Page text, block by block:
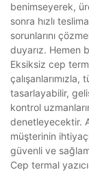
benimseyerek,
sonra hızlı
sorunlarını
duyarız. Hemen
Eksiksiz cep
tasarlayabilir,
kontrol
denetleyecektir.
müşterinin
güvenli ve
Cep termal